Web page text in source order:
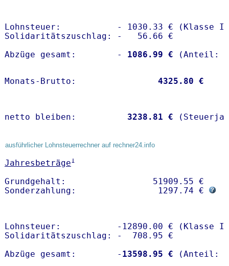
Lohnsteuer:           - 1030.33 € (Klasse I)
Solidaritätszuschlag: -   56.66 €
Abzüge gesamt:        -
1086.99 €
Monats-Brutto: 4325.80 €
netto bleiben: 3238.81 €
ausführlicher Lohnsteuerrechner auf rechner24.info
Jahresbeträge1
Grundgehalt:                 51909.55 €
Sonderzahlung:                1297.74 €
Lohnsteuer:           -12890.00 € (Klasse I)
Solidaritätszuschlag: -  708.95 €
Abzüge gesamt:        - 13598.95 €